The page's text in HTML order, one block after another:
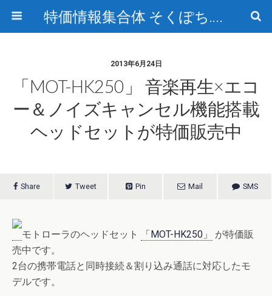
特価情報集合体 そくぽち.com
2013年6月24日
「MOT-HK250」 音楽再生×エコ
ー＆ノイズキャンセル機能搭載
ヘッドセットが特価販売中
Share Tweet Pin Mail SMS
モトローラのヘッドセット 「MOT-HK250」
が特価販
売中です。
2台の携帯電話と同時接続＆割り込み通話に対応したモ
デルです。